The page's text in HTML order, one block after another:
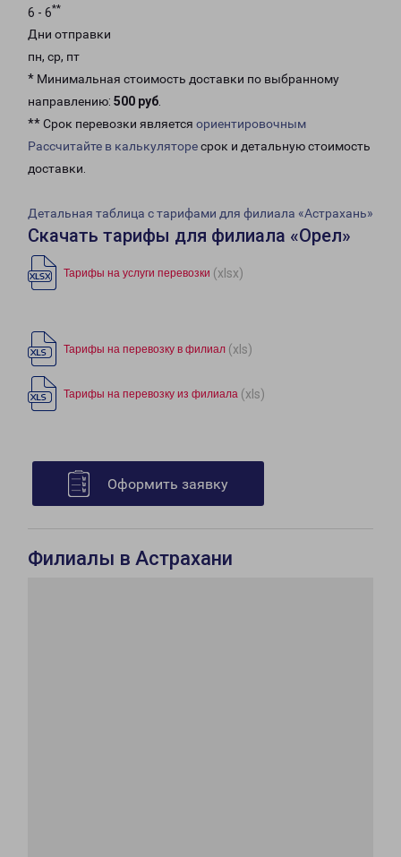
6 - 6**
Дни отправки
пн, ср, пт
* Минимальная стоимость доставки по выбранному
направлению: 500 руб.
** Срок перевозки является ориентировочным
Рассчитайте в калькуляторесрок и детальную стоимость
доставки.
Детальная таблица с тарифами для филиала «Астрахань»
Скачать тарифы для филиала «Орел»
Тарифы на услуги перевозки (xlsx)
Тарифы на перевозку в филиал (xls)
Тарифы на перевозку из филиала (xls)
Оформить заявку
Филиалы в Астрахани